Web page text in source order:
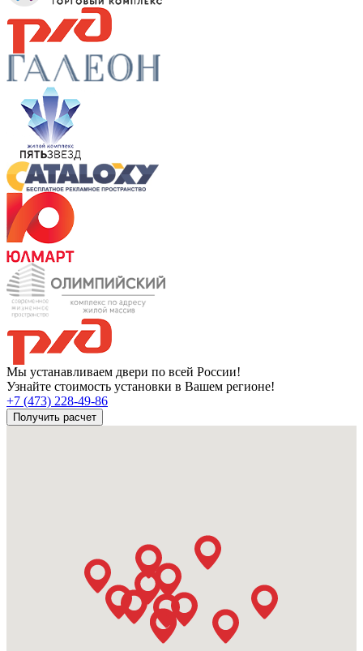
Мы устанавливаем двери по всей России!
Узнайте стоимость установки в Вашем регионе!
+7 (473) 228-49-86
Получить расчет